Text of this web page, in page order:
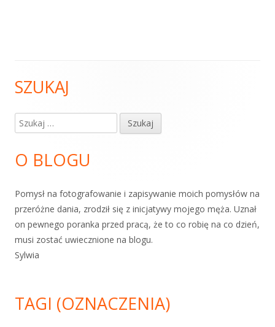
Główny
panel
SZUKAJ
Szukaj:
O BLOGU
Pomysł na fotografowanie i zapisywanie moich pomysłów na
przeróżne dania, zrodził się z inicjatywy mojego męża. Uznał
on pewnego poranka przed pracą, że to co robię na co dzień,
musi zostać uwiecznione na blogu.
Sylwia
TAGI (OZNACZENIA)